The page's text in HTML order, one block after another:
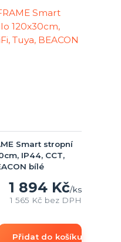
Smart stropní
IP44, CCT,
bílé
1 894 Kč/ks
1 565 Kč bez DPH
Přidat do košíku